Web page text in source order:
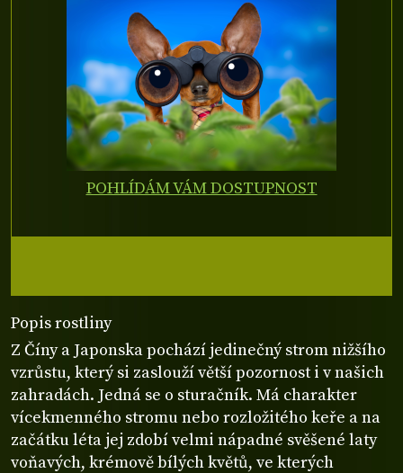
Popis rostliny
Z Číny a Japonska pochází jedinečný strom nižšího
vzrůstu, který si zaslouží větší pozornost i v našich
zahradách. Jedná se o sturačník. Má charakter
vícekmenného stromu nebo rozložitého keře a na
začátku léta jej zdobí velmi nápadné svěšené laty
voňavých, krémově bílých květů, ve kterých
POHLÍDÁM VÁM DOSTUPNOST